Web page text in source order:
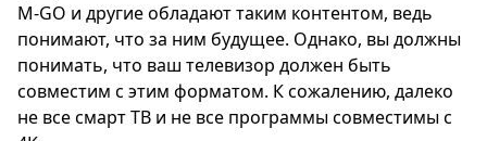
M-GO и другие обладают таким контентом, ведь
понимают, что за ним будущее. Однако, вы должны
понимать, что ваш телевизор должен быть
совместим с этим форматом. К сожалению, далеко
не все смарт ТВ и не все программы совместимы с